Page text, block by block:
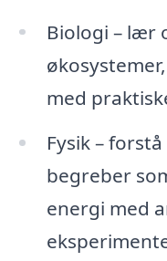
Biologi – lær
med
Fysik –
begreber
energi med